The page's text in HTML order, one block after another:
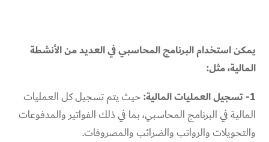
يمكن استخدام البرنامج المحاسبي في العديد من الأنشطة
المالية، مثل:
1- تسجيل العمليات المالية:
حيث يتم تسجيل كل العمليات
المالية في البرنامج المحاسبي، بما في ذلك الفواتير والمدفوعات
والتحويلات والرواتب والضرائب والمصروفات.